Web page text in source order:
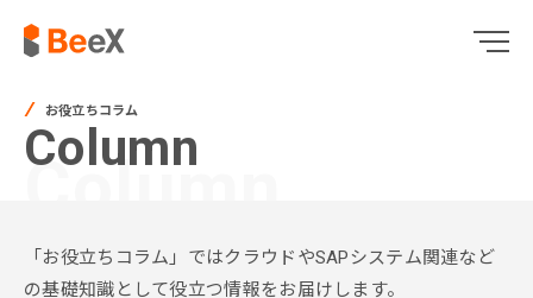
お役立ちコラム
Column
Column
「お役立ちコラム」ではクラウドやSAPシステム関連など
の基礎知識として役立つ情報をお届けします。